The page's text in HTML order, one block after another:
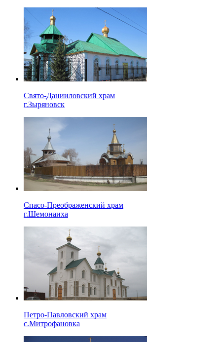
Свято-Данииловский храм
г.Зыряновск
Спасо-Преображенский храм
г.Шемонаиха
Петро-Павловский храм
с.Митрофановка